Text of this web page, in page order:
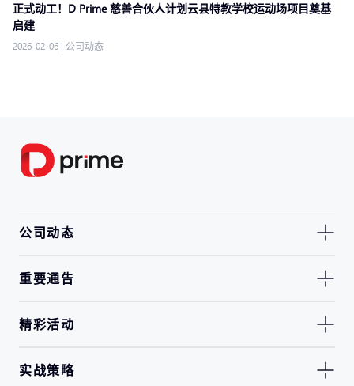
正式动工！D Prime 慈善合伙人计划云县特教学校运动场项目奠基
启建
2026-02-06 | 公司动态
公司动态
重要通告
精彩活动
实战策略